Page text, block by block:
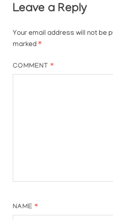
Leave a Reply
Your email address will not be
marked *
COMMENT*
NAME*